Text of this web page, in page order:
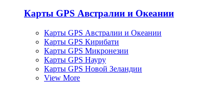
Карты GPS Австралии и Океании
Карты GPS Австралии и Океании
Карты GPS Кирибати
Карты GPS Микронезии
Карты GPS Науру
Карты GPS Новой Зеландии
View More